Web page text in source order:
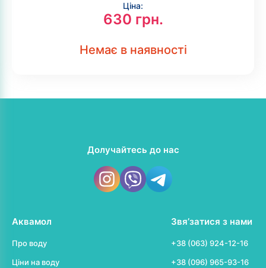
Ціна:
630 грн.
Немає в наявності
Долучайтесь до нас
Аквамол
Про воду
Ціни на воду
Звя’затися з нами
+38 (063) 924-12-16
+38 (096) 965-93-16